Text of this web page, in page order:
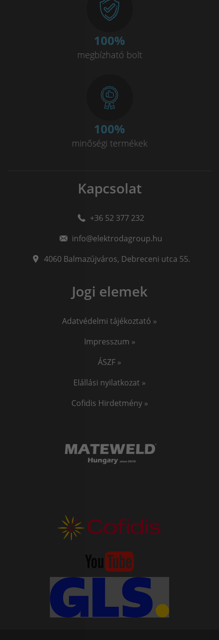
100%
megbízható bolt
100%
minőségi termékek
Kapcsolat
+36 52 377 232
info@elektrodagroup.hu
4060 Balmazújváros, Debreceni utca 55.
Jogi elemek
Adatvédelmi tájékoztató »
Impresszum »
ÁSZF »
Elállási nyilatkozat »
Cofidis Hirdetmény »